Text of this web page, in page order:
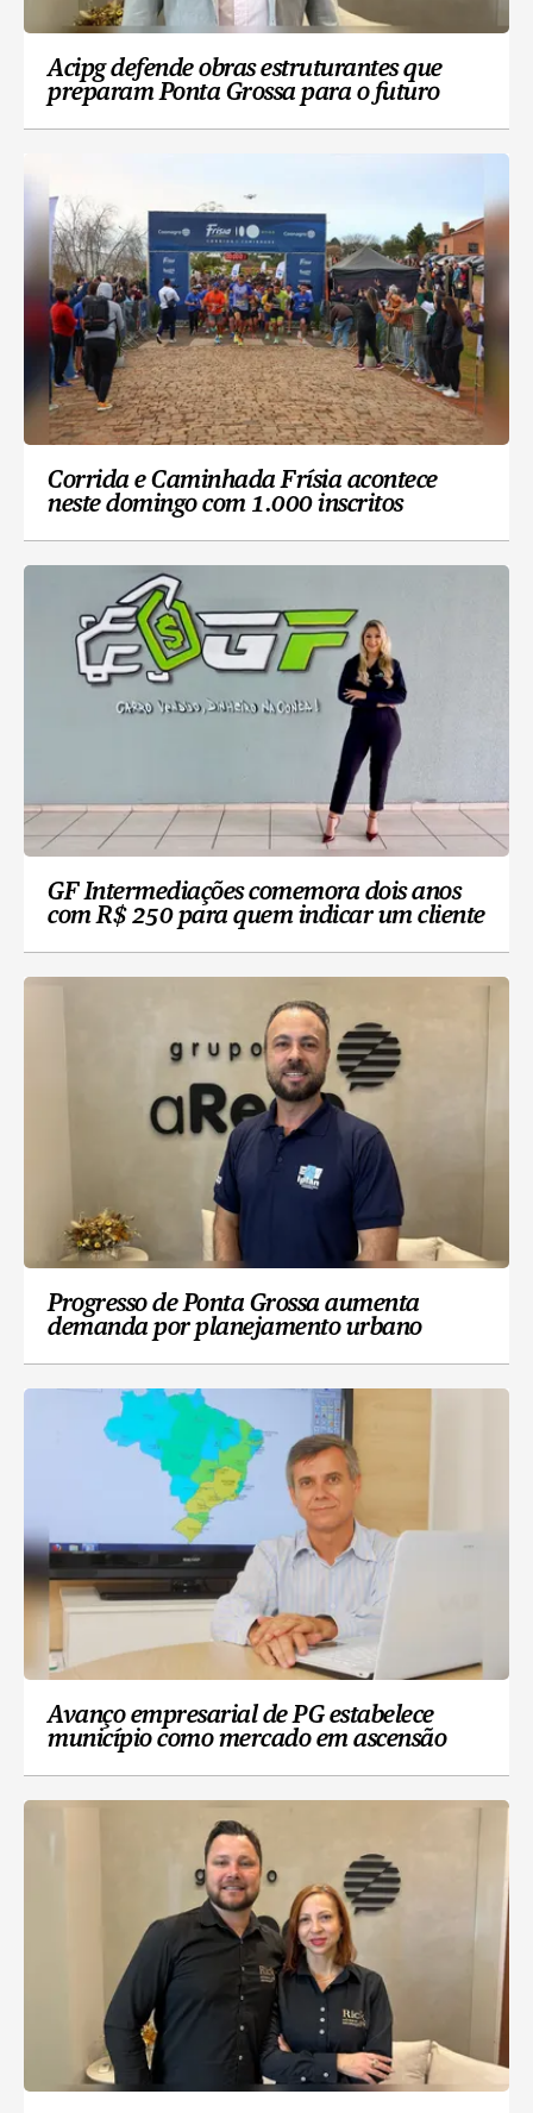
Acipg defende obras estruturantes que
preparam Ponta Grossa para o futuro
Corrida e Caminhada Frísia acontece
neste domingo com 1.000 inscritos
GF Intermediações comemora dois anos
com R$ 250 para quem indicar um cliente
Progresso de Ponta Grossa aumenta
demanda por planejamento urbano
Avanço empresarial de PG estabelece
município como mercado em ascensão